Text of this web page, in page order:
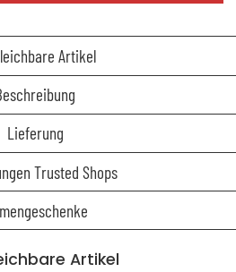
Artikel
Lieferung
Trusted Shops
Artikel